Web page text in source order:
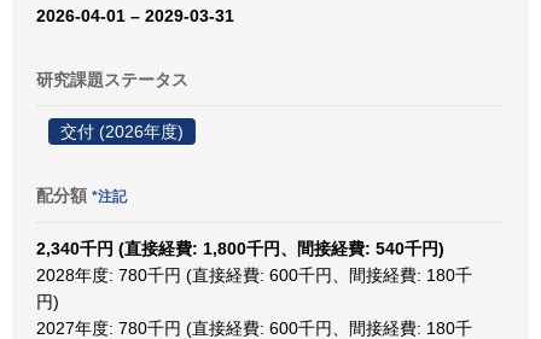
2026-04-01 – 2029-03-31
研究課題ステータス
交付 (2026年度)
配分額 *注記
2,340千円 (直接経費: 1,800千円、間接経費: 540千円)
2028年度: 780千円 (直接経費: 600千円、間接経費: 180千
円)
2027年度: 780千円 (直接経費: 600千円、間接経費: 180千